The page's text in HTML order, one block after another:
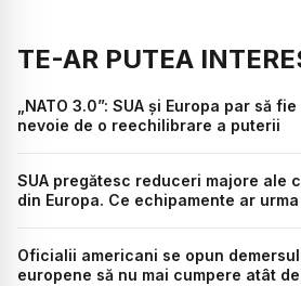
TE-AR PUTEA
„NATO 3.0”: SUA și Europa par să
nevoie de o reechilibrare a puterii
SUA pregătesc reduceri majore ale
din Europa. Ce echipamente ar
Oficialii americani se opun
europene să nu mai cumpere atât